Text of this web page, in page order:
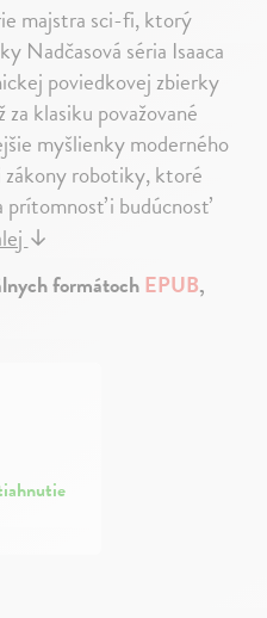
majstra sci-fi, ktorý
Nadčasová séria Isaaca
poviedkovej zbierky
klasiku považované
myšlienky moderného
robotiky, ktoré
prítomnosť i budúcnosť
↓
formátochEPUB,